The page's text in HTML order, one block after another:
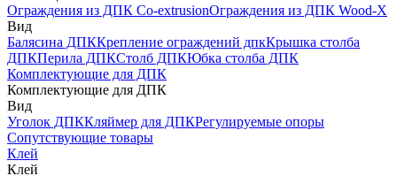
Ограждения из ДПК Co-extrusionОграждения из ДПК Wood-X
Вид
Балясина ДПККрепление ограждений дпкКрышка столба
ДПКПерила ДПКСтолб ДПКЮбка столба ДПК
Комплектующие для ДПК
Комплектующие для ДПК
Вид
Уголок ДПККляймер для ДПКРегулируемые опоры
Сопутствующие товары
Клей
Клей